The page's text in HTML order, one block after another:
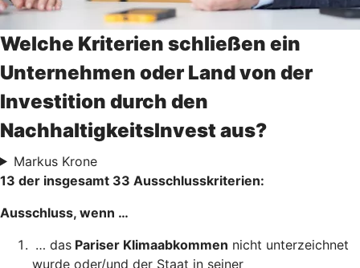
Welche Kriterien schließen ein
Unternehmen oder Land von der
Investition durch den
NachhaltigkeitsInvest aus?
Markus Krone
13 der insgesamt 33 Ausschlusskriterien:
Ausschluss, wenn …
… das Pariser Klimaabkommen nicht unterzeichnet
wurde oder/und der Staat in seiner